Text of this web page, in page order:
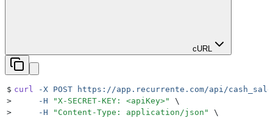
cURL
$ curl -X POST https://app.recurrente.com/api/
>
     -H
"X-SECRET-KEY: <apiKey>"
\
>
     -H
" Content-Type: application/json "
\